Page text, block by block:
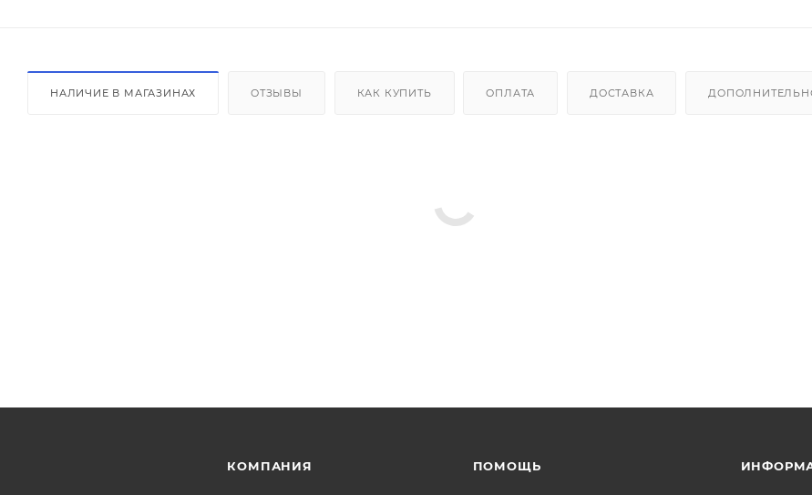
НАЛИЧИЕ В МАГАЗИНАХ ОТЗЫВЫ КАК КУПИТЬ ОПЛАТА ДОСТАВКА
КОМПАНИЯ ПОМОЩЬ